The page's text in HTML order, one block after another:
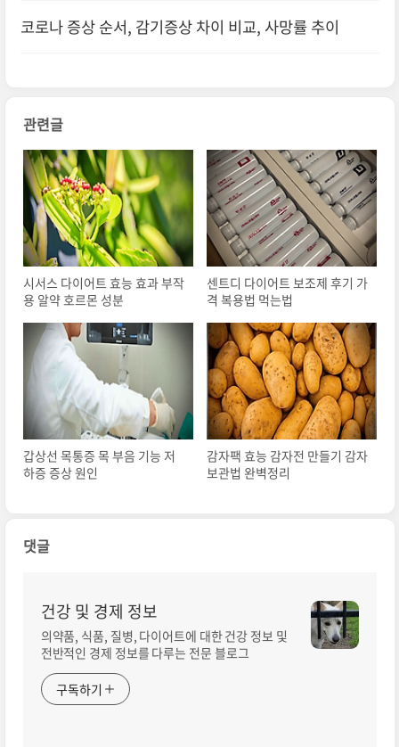
코로나 증상 순서, 감기증상 차이 비교, 사망률 추이
관련글
시서스 다이어트 효능 효과 부작
용 알약 호르몬 성분
센트디 다이어트 보조제 후기 가
격 복용법 먹는법
갑상선 목통증 목 부음 기능 저
하증 증상 원인
감자팩 효능 감자전 만들기 감자
보관법 완벽정리
댓글
건강 및 경제 정보
의약품, 식품, 질병, 다이어트에 대한 건강 정보 및
전반적인 경제 정보를 다루는 전문 블로그
구독하기